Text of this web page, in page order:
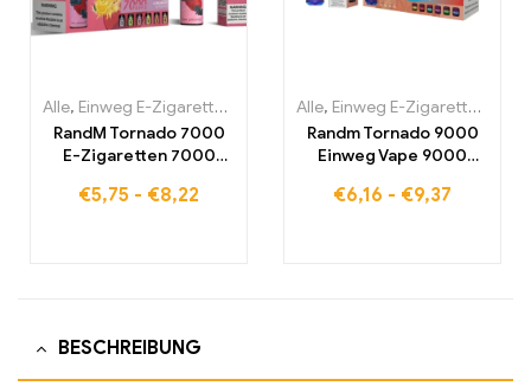
Alle, Einweg E-Zigaretten Einweg-E-Zigaretten Belgien,
RandM Tornado 7000
E-Zigaretten 7000
lagerraum
€5,75 - €8,22
Alle, Einweg E-Zigaretten
Randm Tornado 9000
Einweg Vape 9000
€6,16 - €9,37
BESCHREIBUNG